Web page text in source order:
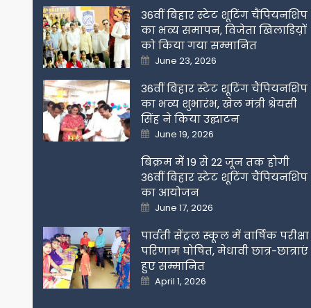
36वीं बिहार स्टेट शूटिंग चैंपियनशिप
का भव्य समापन, विजेता खिलाडिय़ों
को किया गया सम्मानित
Posted
on
June 23, 2026
36वीं बिहार स्टेट शूटिंग चैंपियनशिप
का भव्य शुभारंभ, खेल मंत्री श्रेयसी
सिंह ने किया उद्घाटन
Posted
on
June 19, 2026
बिक्रम में 19 से 22 जून तक होगी
36वीं बिहार स्टेट शूटिंग चैंपियनशिप
का आयोजन
Posted
on
June 17, 2026
पार्वती सेंट्रल स्कूल में वार्षिक परीक्षा
परिणाम घोषित, मेधावी छात्र-छात्राएं
हुए सम्मानित
Posted
on
April 1, 2026